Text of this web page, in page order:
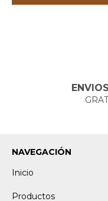
NAVEGACIÓN
Inicio
Productos